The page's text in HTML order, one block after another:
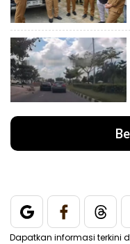
Dapatkan informasi terkini